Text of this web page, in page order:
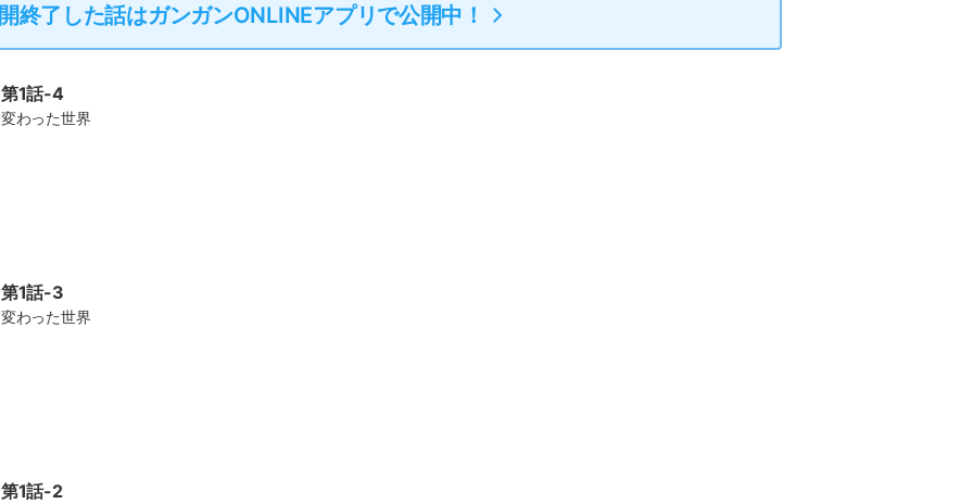
終了した話はガンガンONLINEアプリで公開中！
第1話-4
変わった世界
第1話-3
変わった世界
第1話-2